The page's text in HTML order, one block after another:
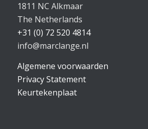
1811 NC Alkmaar
The Netherlands
+31 (0) 72 520 4814
info@marclange.nl
Algemene voorwaarden
Privacy Statement
Keurtekenplaat